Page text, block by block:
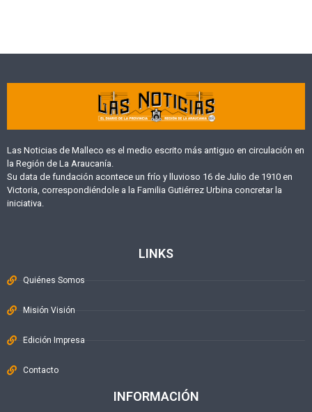
Las Noticias de Malleco es el medio escrito más antiguo en circulación en
la Región de La Araucanía.
Su data de fundación acontece un frío y lluvioso 16 de Julio de 1910 en
Victoria, correspondiéndole a la Familia Gutiérrez Urbina concretar la
iniciativa.
LINKS
Quiénes Somos
Misión Visión
Edición Impresa
Contacto
INFORMACIÓN